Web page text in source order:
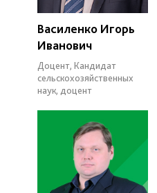
Василенко Игорь
Иванович
Доцент, Кандидат
сельскохозяйственных
наук, доцент